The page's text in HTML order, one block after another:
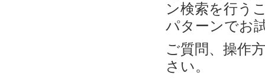
ン検索を行う
パターンでお
ご質問、操作
さい。